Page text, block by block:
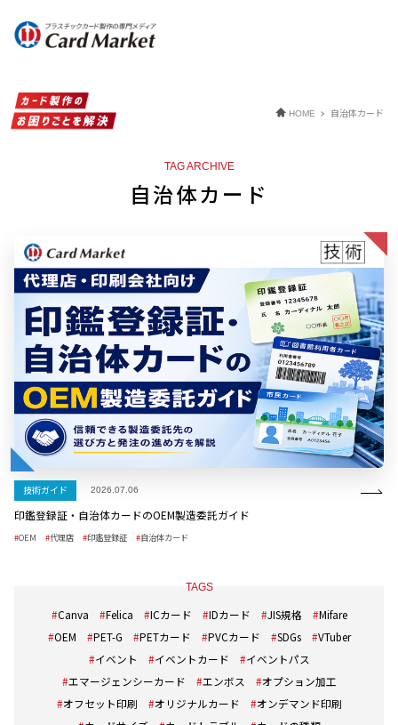
HOME 自治体カード
TAG ARCHIVE
自治体カード
技術ガイド 2026.07.06
印鑑登録証・自治体カードのOEM製造委託ガイド
OEM 代理店 印鑑登録証 自治体カード
TAGS
Canva Felica ICカード IDカード JIS規格
Mifare
OEM
PET-G PETカード PVCカード SDGs
VTuber
イベント
イベントカード
イベントパス
エマージェンシーカード
エンボス
オプション加工
オフセット印刷
オリジナルカード
オンデマンド印刷